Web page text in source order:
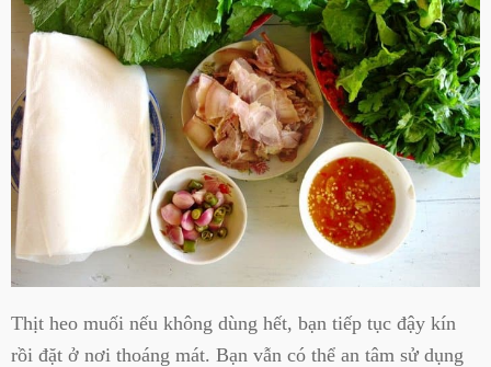
Thịt heo muối nếu không dùng hết, bạn tiếp tục đậy kín
rồi đặt ở nơi thoáng mát. Bạn vẫn có thể an tâm sử dụng